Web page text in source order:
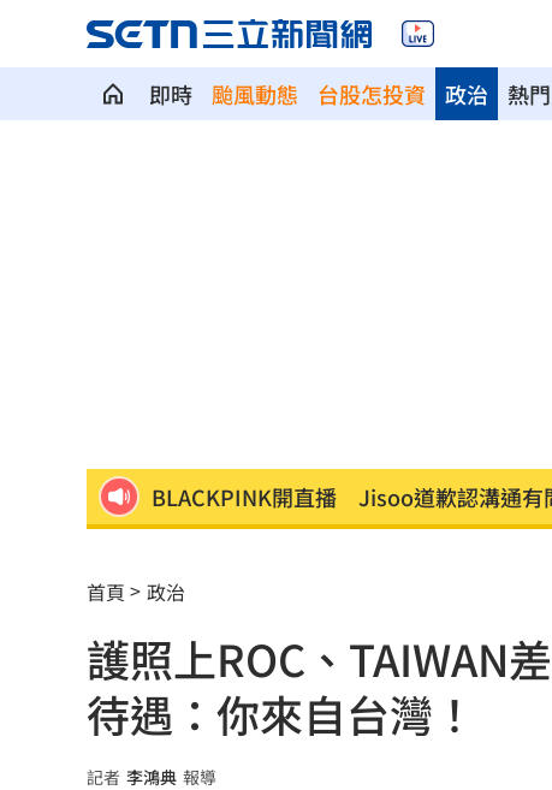
即時 颱風動態 台股怎投資 熱門
政治
BLACKPINK開直播 Jisoo道歉認溝通有
獨／批曹雨婷帳目亂 楊光友再轟余天工會
廖峻離婚仍被前妻照顧 兒子一句話鼻酸
別只喝牛奶！「1神飲」助眠又抗大腦退化
82歲武打巨星近況曝光 本人認狀況不太好
首頁 政治
護照上ROC、TAIWAN
待遇：你來自台灣！
記者 李鴻典 報導